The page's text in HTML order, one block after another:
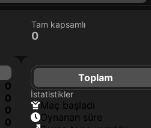
Tam kapsamlı
0
0
0
0
0
Toplam
İstatistikler
maç başladı
oynanan süre